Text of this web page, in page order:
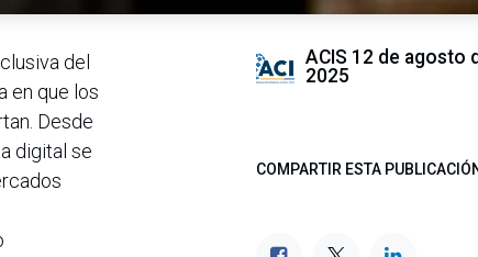
del
en que los
Desde
digital se
ACIS 12 de agosto
2025
COMPARTIR ESTA